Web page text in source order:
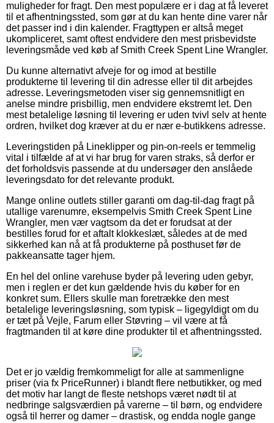
muligheder for fragt. Den mest populære er i dag at få leveret
til et afhentningssted, som gør at du kan hente dine varer når
det passer ind i din kalender. Fragttypen er altså meget
ukompliceret, samt oftest endvidere den mest prisbevidste
leveringsmåde ved køb af Smith Creek Spent Line Wrangler.
Du kunne alternativt afveje for og imod at bestille
produkterne til levering til din adresse eller til dit arbejdes
adresse. Leveringsmetoden viser sig gennemsnitligt en
anelse mindre prisbillig, men endvidere ekstremt let. Den
mest betalelige løsning til levering er uden tvivl selv at hente
ordren, hvilket dog kræver at du er nær e-butikkens adresse.
Leveringstiden på Lineklipper og pin-on-reels er temmelig
vital i tilfælde af at vi har brug for varen straks, så derfor er
det forholdsvis passende at du undersøger den anslåede
leveringsdato for det relevante produkt.
Mange online outlets stiller garanti om dag-til-dag fragt på
utallige varenumre, eksempelvis Smith Creek Spent Line
Wrangler, men vær vagtsom da det er forudsat at der
bestilles forud for et aftalt klokkeslæt, således at de med
sikkerhed kan nå at få produkterne på posthuset før de
pakkeansatte tager hjem.
En hel del online varehuse byder på levering uden gebyr,
men i reglen er det kun gældende hvis du køber for en
konkret sum. Ellers skulle man foretrække den mest
betalelige leveringsløsning, som typisk – ligegyldigt om du
er tæt på Vejle, Farum eller Støvring – vil være at få
fragtmanden til at køre dine produkter til et afhentningssted.
Det er jo vældig fremkommeligt for alle at sammenligne
priser (via fx PriceRunner) i blandt flere netbutikker, og med
det motiv har langt de fleste netshops været nødt til at
nedbringe salgsværdien på varerne – til børn, og endvidere
også til herrer og damer – drastisk, og endda nogle gange